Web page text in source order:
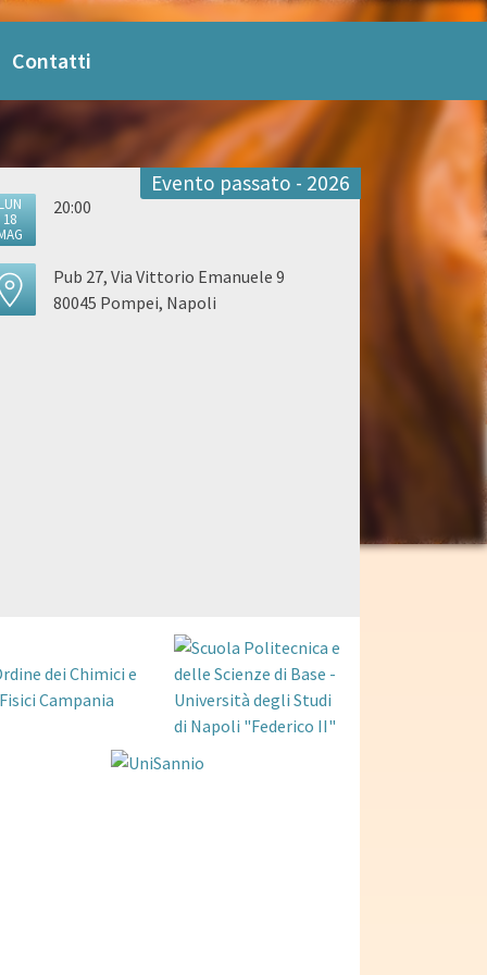
Contatti
Evento passato - 2026
18
20:00
Pub 27, Via Vittorio Emanuele 9
80045 Pompei, Napoli